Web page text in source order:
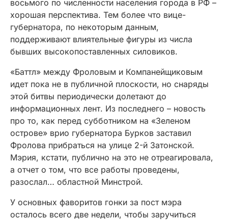
восьмого по численности населения города в РФ –
хорошая перспектива. Тем более что вице-
губернатора, по некоторым данным,
поддерживают влиятельные фигуры из числа
бывших высокопоставленных силовиков.
«Баттл» между Фроловым и Компанейщиковым
идет пока не в публичной плоскости, но снаряды
этой битвы периодически долетают до
информационных лент. Из последнего – новость
про то, как перед субботником на «Зеленом
острове» врио губернатора Бурков заставил
Фролова прибраться на улице 2-й Затонской.
Мэрия, кстати, публично на это не отреагировала,
а отчет о том, что все работы проведены,
разослал… областной Минстрой.
У основных фаворитов гонки за пост мэра
осталось всего две недели, чтобы заручиться